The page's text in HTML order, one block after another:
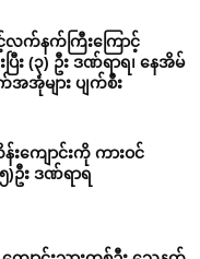
လက်နက်ကြီးကြောင့်
း (၃) ဦး ဒဏ်ရာရ၊ နေအိမ်
အုံများ ပျက်စီး
ကျောင်းကို ကားဝင်
း ဒဏ်ရာရ